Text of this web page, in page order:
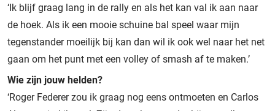
‘Ik blijf graag lang in de rally en als het kan val ik aan naar
de hoek. Als ik een mooie schuine bal speel waar mijn
tegenstander moeilijk bij kan dan wil ik ook wel naar het net
gaan om het punt met een volley of smash af te maken.’
Wie zijn jouw helden?
‘Roger Federer zou ik graag nog eens ontmoeten en Carlos